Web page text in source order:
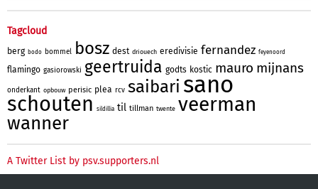
Tagcloud
berg bodo bommel bosz dest driouech eredivisie fernandez feyenoord
flamingo gasiorowski geertruida godts kostic mauro mijnans
onderkant opbouw perisic plea rcv saibari sano
schouten sildillia til tillman twente veerman
wanner
A Twitter List by psv.supporters.nl